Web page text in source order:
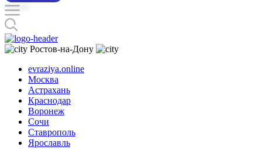
Ростов-на-Дону
evraziya.online
Москва
Астрахань
Краснодар
Воронеж
Сочи
Ставрополь
Ярославль